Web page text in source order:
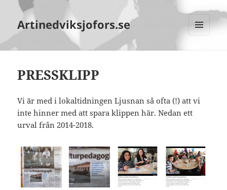
Artinedviksjofors.se
PRESSKLIPP
Vi är med i lokaltidningen Ljusnan så ofta (!) att vi
inte hinner med att spara klippen här. Nedan ett
urval från 2014-2018.